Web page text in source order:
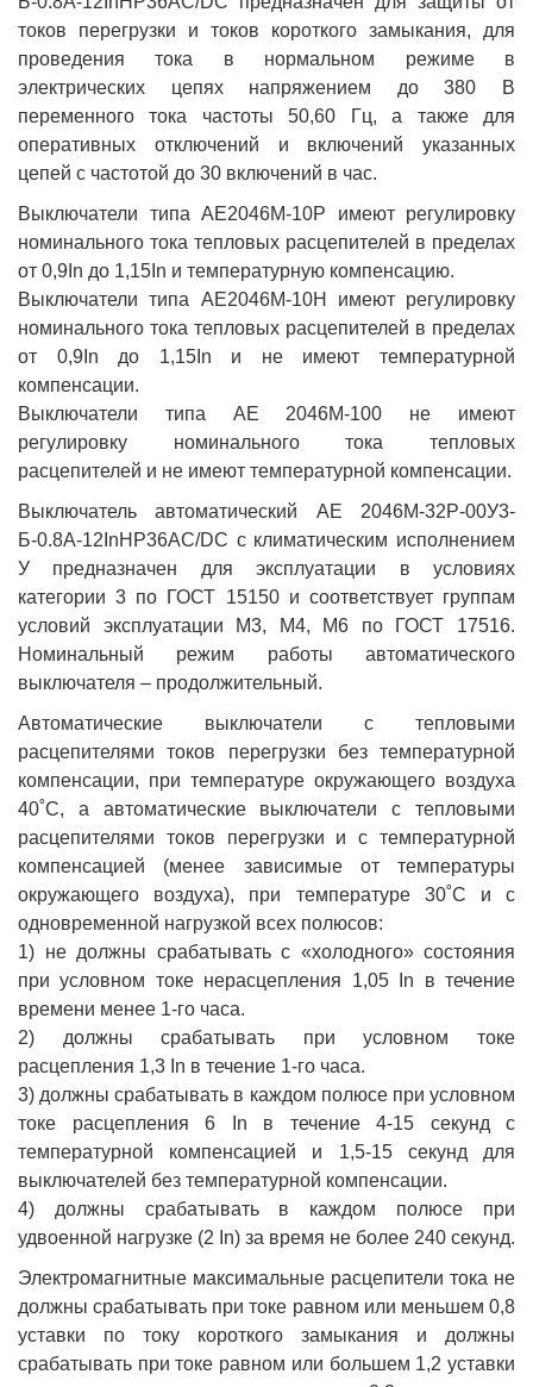
токов перегрузки и токов короткого замыкания, для
проведения тока в нормальном режиме в
электрических цепях напряжением до 380 В
переменного тока частоты 50,60 Гц, а также для
оперативных отключений и включений указанных
цепей с частотой до 30 включений в час.
Выключатели типа АЕ2046М-10Р имеют регулировку
номинального тока тепловых расцепителей в пределах
от 0,9In до 1,15In и температурную компенсацию.
Выключатели типа АЕ2046М-10Н имеют регулировку
номинального тока тепловых расцепителей в пределах
от 0,9In до 1,15In и не имеют температурной
компенсации.
Выключатели типа АЕ 2046М-100 не имеют
регулировку номинального тока тепловых
расцепителей и не имеют температурной компенсации.
Выключатель автоматический АЕ 2046М-32Р-00У3-
Б-0.8А-12InНР36AC/DC с климатическим исполнением
У предназначен для эксплуатации в условиях
категории 3 по ГОСТ 15150 и соответствует группам
условий эксплуатации М3, М4, М6 по ГОСТ 17516.
Номинальный режим работы автоматического
выключателя – продолжительный.
Автоматические выключатели с тепловыми
расцепителями токов перегрузки без температурной
компенсации, при температуре окружающего воздуха
40˚С, а автоматические выключатели с тепловыми
расцепителями токов перегрузки и с температурной
компенсацией (менее зависимые от температуры
окружающего воздуха), при температуре 30˚С и с
одновременной нагрузкой всех полюсов:
1) не должны срабатывать с «холодного» состояния
при условном токе нерасцепления 1,05 In в течение
времени менее 1-го часа.
2) должны срабатывать при условном токе
расцепления 1,3 In в течение 1-го часа.
3) должны срабатывать в каждом полюсе при условном
токе расцепления 6 In в течение 4-15 секунд с
температурной компенсацией и 1,5-15 секунд для
выключателей без температурной компенсации.
4) должны срабатывать в каждом полюсе при
удвоенной нагрузке (2 In) за время не более 240 секунд.
Электромагнитные максимальные расцепители тока не
должны срабатывать при токе равном или меньшем 0,8
уставки по току короткого замыкания и должны
срабатывать при токе равном или большем 1,2 уставки